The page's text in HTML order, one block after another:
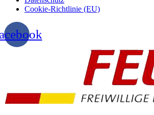
Cookie-Richtlinie (EU)